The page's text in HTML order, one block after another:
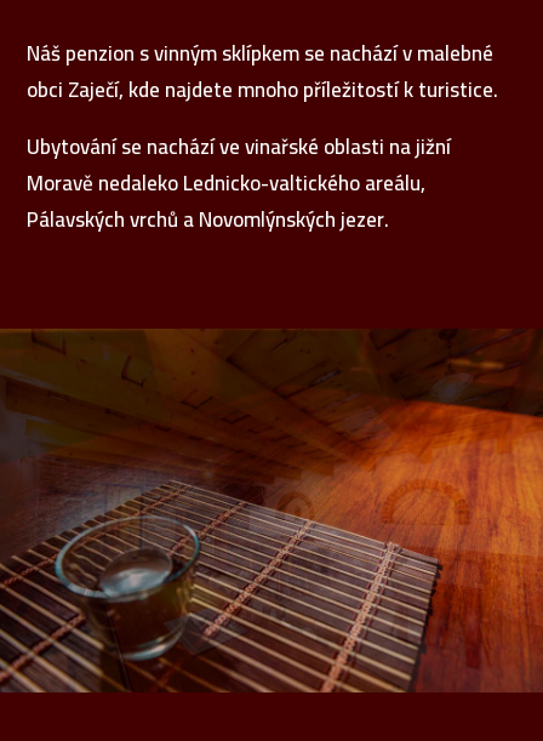
Náš penzion s vinným sklípkem se nachází v malebné
obci Zaječí, kde najdete mnoho příležitostí k turistice.
Ubytování se nachází ve vinařské oblasti na jižní
Moravě nedaleko Lednicko-valtického areálu,
Pálavských vrchů a Novomlýnských jezer.